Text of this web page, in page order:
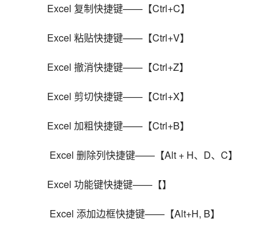
Excel 复制快捷键——【Ctrl+C】
Excel 粘贴快捷键——【Ctrl+V】
Excel 撤消快捷键——【Ctrl+Z】
Excel 剪切快捷键——【Ctrl+X】
Excel 加粗快捷键——【Ctrl+B】
Excel 删除列快捷键——【Alt + H、D、C】
Excel 功能键快捷键——【】
Excel 添加边框快捷键——【Alt+H, B】